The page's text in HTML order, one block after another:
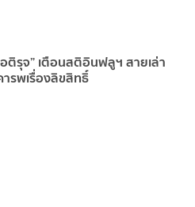
ติรุจ” เตือนสติอินฟลูฯ สายเล่า
ารพเรื่องลิขสิทธิ์